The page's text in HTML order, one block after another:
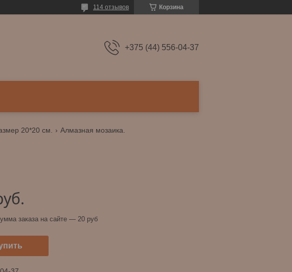
Корзина
114 отзывов
+375 (44) 556-04-37
20*20 см. Алмазная мозаика.
заказа на сайте — 20 руб